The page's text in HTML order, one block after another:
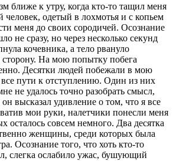
ближе к утру, когда кто-то тащил меня
одетый в лохмотья и с копьем
меня до своих сородичей. Осознание
не сразу, но через несколько секунд
кочевника, а тело рвануло
На мою попытку побега
Десятки людей побежали в мою
все пути к отступлению. Один из них
не удалось точно разобрать смысл,
высказал удивление о том, что я все
мои руки, налетчики понесли меня
совсем немного. Два десятка
женщины, среди которых была
Осознание того, что хоть кто-то
слегка ослабило ужас, бушующий